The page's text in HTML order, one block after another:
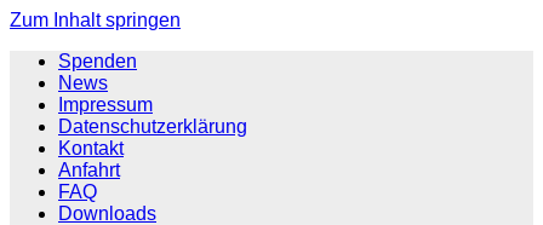
Zum Inhalt springen
Spenden
News
Impressum
Datenschutzerklärung
Kontakt
Anfahrt
FAQ
Downloads